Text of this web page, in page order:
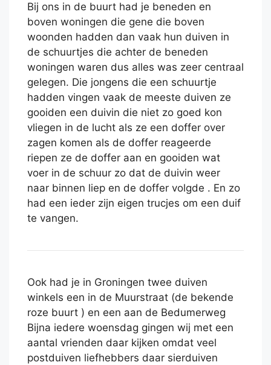
Bij ons in de buurt had je beneden en
boven woningen die gene die boven
woonden hadden dan vaak hun duiven in
de schuurtjes die achter de beneden
woningen waren dus alles was zeer centraal
gelegen. Die jongens die een schuurtje
hadden vingen vaak de meeste duiven ze
gooiden een duivin die niet zo goed kon
vliegen in de lucht als ze een doffer over
zagen komen als de doffer reageerde
riepen ze de doffer aan en gooiden wat
voer in de schuur zo dat de duivin weer
naar binnen liep en de doffer volgde . En zo
had een ieder zijn eigen trucjes om een duif
te vangen.
Ook had je in Groningen twee duiven
winkels een in de Muurstraat (de bekende
roze buurt ) en een aan de Bedumerweg
Bijna iedere woensdag gingen wij met een
aantal vrienden daar kijken omdat veel
postduiven liefhebbers daar sierduiven